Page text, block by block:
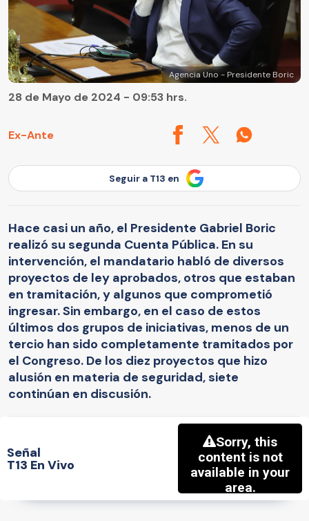
Agencia Uno - Presidente Boric
Ex-Ante
28 de Mayo de 2024 - 09:53 hrs.
Seguir a T13 en
Hace casi un año, el Presidente Gabriel Boric
realizó su segunda Cuenta Pública. En su
intervención, el mandatario habló de diversos
proyectos de ley aprobados, otros que estaban
en tramitación, y algunos que comprometió
ingresar. Sin embargo, en el caso de estos
últimos dos grupos de iniciativas, menos de un
tercio han sido completamente tramitados por
el Congreso. De los diez proyectos que hizo
alusión en materia de seguridad, siete
continúan en discusión.
Señal
T13 En Vivo